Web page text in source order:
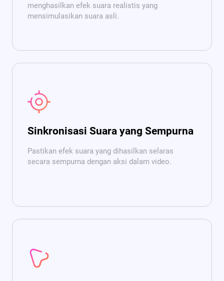
menghasilkan efek suara realistis yang
mensimulasikan suara asli.
Sinkronisasi Suara yang Sempurna
Pastikan efek suara yang dihasilkan selaras
secara sempurna dengan aksi dalam video.